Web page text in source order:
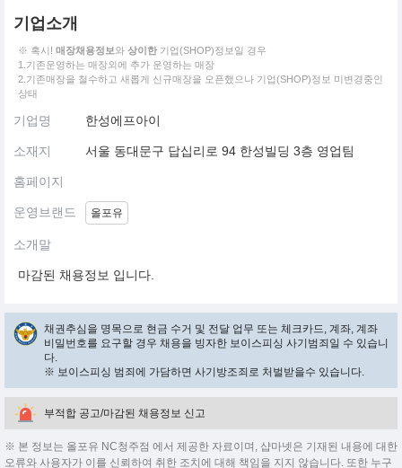
기업소개
※ 혹시! 매장채용정보와 상이한 기업(SHOP)정보일 경우
1.기존운영하는 매장외에 추가 운영하는 매장
2.기존매장을 철수하고 새롭게 신규매장을 오픈했으나 기업(SHOP)정보 미변경중인
상태
기업명 한성에프아이
소재지 서울 동대문구 답십리로 94 한성빌딩 3층 영업팀
홈페이지
운영브랜드 올포유
소개말
마감된 채용정보 입니다.
채권추심을 명목으로 현금 수거 및 전달 업무 또는 체크카드, 계좌, 계좌
비밀번호를 요구할 경우 채용을 빙자한 보이스피싱 사기범죄일 수 있습니
다.
※ 보이스피싱 범죄에 가담하면 사기방조죄로 처벌받을수 있습니다.
부적합 공고/마감된 채용정보 신고
※ 본 정보는 올포유 NC청주점 에서 제공한 자료이며, 샵마넷은 기재된 내용에 대한
오류와 사용자가 이를 신뢰하여 취한 조치에 대해 책임을 지지 않습니다. 또한 누구